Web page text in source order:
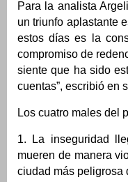
Para la analista
un triunfo aplastante
estos días es la
compromiso de
siente que ha sido
cuentas”, escribió en
Los cuatro males del
1. La inseguridad
mueren de manera
ciudad más peligrosa